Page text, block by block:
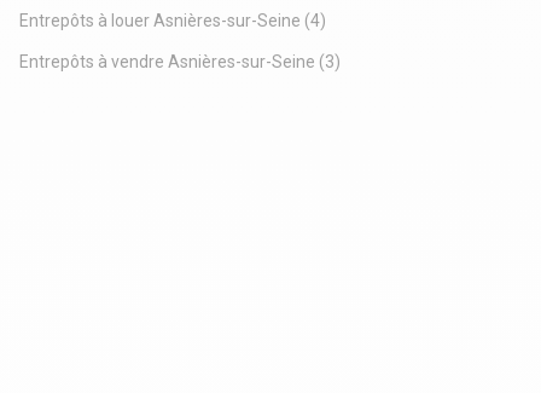
Entrepôts à louer Asnières-sur-Seine (4)
Entrepôts à vendre Asnières-sur-Seine (3)